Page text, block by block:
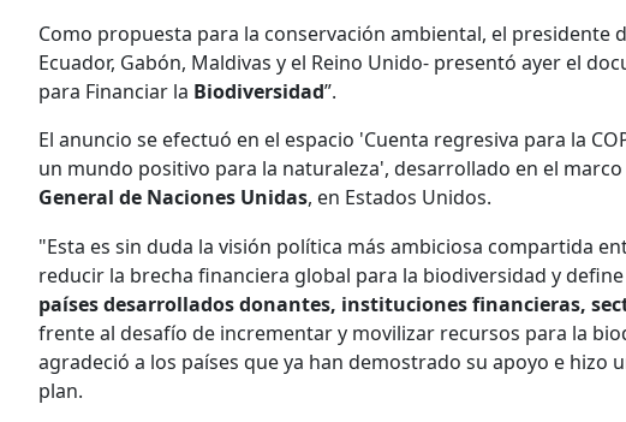
Como propuesta para la conservación ambiental, el presidente
Ecuador, Gabón, Maldivas y el Reino Unido- presentó ayer el
para Financiar la Biodiversidad”.
El anuncio se efectuó en el espacio 'Cuenta regresiva para la
un mundo positivo para la naturaleza', desarrollado en el
General de Naciones Unidas, en Estados Unidos.
"Esta es sin duda la visión política más ambiciosa compartida
reducir la brecha financiera global para la biodiversidad y
países desarrollados donantes, instituciones financieras,
frente al desafío de incrementar y movilizar recursos para la
agradeció a los países que ya han demostrado su apoyo e hizo
plan.